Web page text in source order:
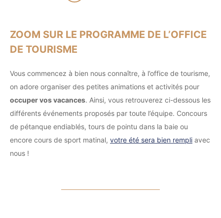
ZOOM SUR LE PROGRAMME DE L’OFFICE
DE TOURISME
Vous commencez à bien nous connaître, à l’office de tourisme,
on adore organiser des petites animations et activités pour
occuper vos vacances. Ainsi, vous retrouverez ci-dessous les
différents événements proposés par toute l’équipe. Concours
de pétanque endiablés, tours de pointu dans la baie ou
encore cours de sport matinal, votre été sera bien rempli avec
nous !